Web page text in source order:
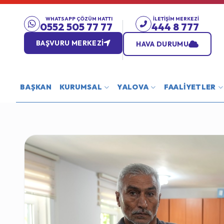
WHATSAPP ÇÖZÜM HATTI
0552 505 77 77
BAŞVURU MERKEZİ
İLETIŞIM MERKEZI
444 8 777
HAVA DURUMU
BAŞKAN KURUMSAL YALOVA FAALİYETLER